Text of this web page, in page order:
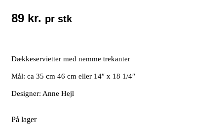
89 kr. pr stk
Dækkeservietter med nemme trekanter
Mål: ca 35 cm 46 cm eller 14″ x 18 1/4″
Designer: Anne Hejl
På lager